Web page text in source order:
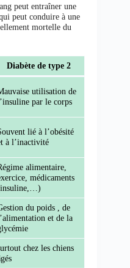
peut entraîner une
peut conduire à une
mortelle du
Diabète de type 2
utilisation de
par le corps
lié à l’obésité
à l’inactivité
alimentaire,
médicaments
du poids , de
et de la
chez les chiens